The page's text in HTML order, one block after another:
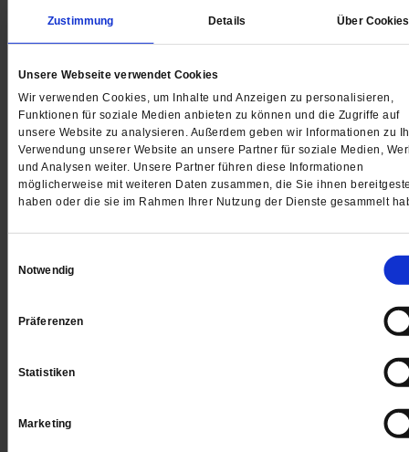
Zustimmung Details Über Cookies
Unsere Webseite verwendet Cookies
Wir verwenden Cookies, um Inhalte und Anzeigen zu personalisieren,
Funktionen für soziale Medien anbieten zu können und die Zugriffe auf
unsere Website zu analysieren. Außerdem geben wir Informationen zu
Verwendung unserer Website an unsere Partner für soziale Medien,
und Analysen weiter. Unsere Partner führen diese Informationen
möglicherweise mit weiteren Daten zusammen, die Sie ihnen
haben oder die sie im Rahmen Ihrer Nutzung der Dienste gesammelt
Notwendig
Präferenzen
Statistiken
Marketing
Moshe Zimmermann über Israels Regierung
Von der Demokratie zur Herrschaft des Pöbels
Menschlichkeit? Dafür hat die Regierung Netanjahu
Warnung.